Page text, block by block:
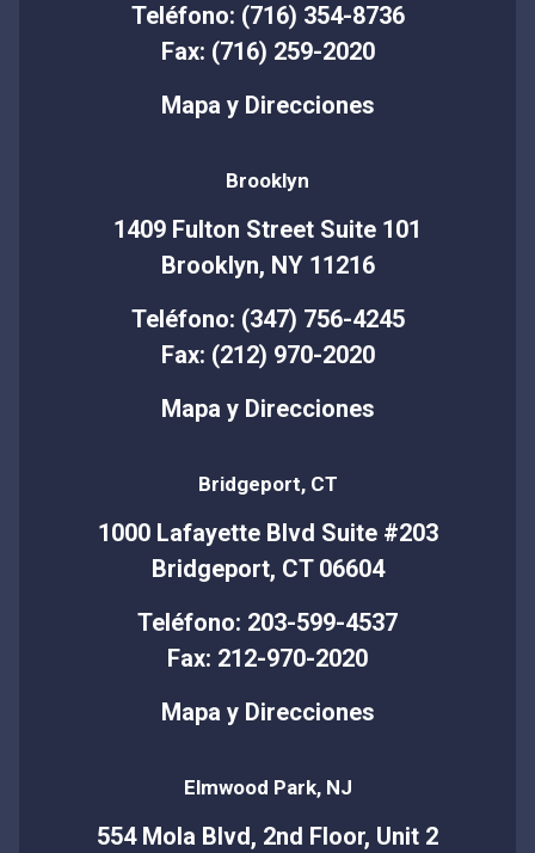
Teléfono: (716) 354-8736
Fax: (716) 259-2020
Mapa y Direcciones
Brooklyn
1409 Fulton Street Suite 101
Brooklyn, NY 11216
Teléfono: (347) 756-4245
Fax: (212) 970-2020
Mapa y Direcciones
Bridgeport, CT
1000 Lafayette Blvd Suite #203
Bridgeport, CT 06604
Teléfono: 203-599-4537
Fax: 212-970-2020
Mapa y Direcciones
Elmwood Park, NJ
554 Mola Blvd, 2nd Floor, Unit 2